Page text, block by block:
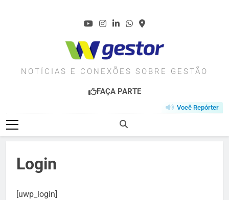
WGESTOR.COM.BR
NOTÍCIAS E CONEXÕES SOBRE GESTÃO
FAÇA PARTE
Você Repórter
Login
[uwp_login]